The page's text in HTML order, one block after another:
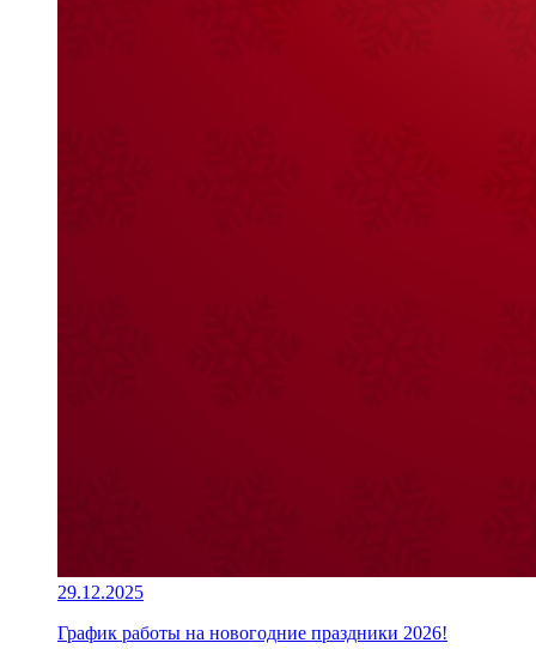
29.12.2025
График работы на новогодние праздники 2026!